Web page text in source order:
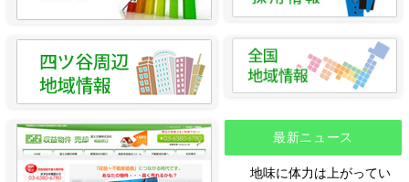
最新ニュース
地味に体力は上がってい